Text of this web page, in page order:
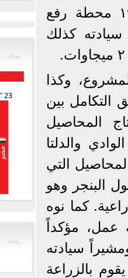
الجغرافي الطبيعي للأراضي، وهو ما تطلب إنشاء ١٩ محطة رفع
فدان، ونوه سيادته كذلك
وكذا
التكامل بين
المحاصيل
والدلتا
التي
البنجر وهو
كما نوه
عمل، مؤكداً
سيادته
بالزراعة
23
مصر